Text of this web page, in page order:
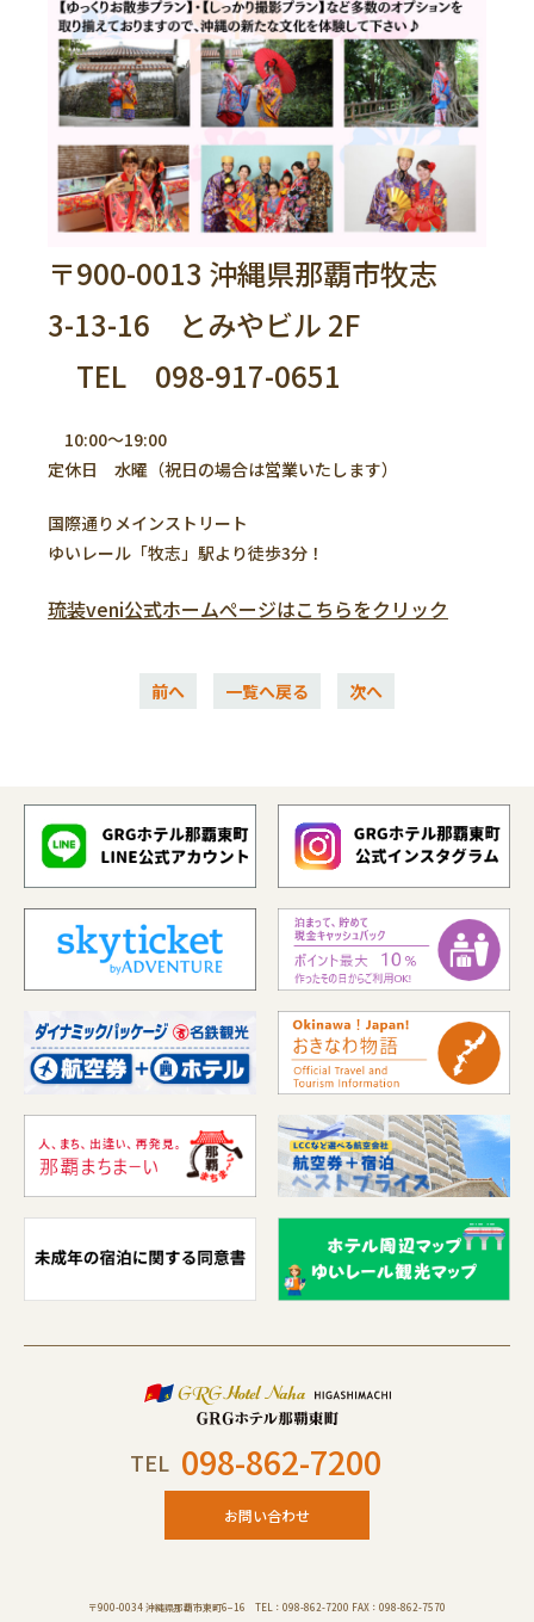
〒900-0013 沖縄県那覇市牧志
3-13-16 とみやビル 2F
TEL 098-917-0651
10:00～19:00
定休日 水曜（祝日の場合は営業いたします）
国際通りメインストリート
ゆいレール「牧志」駅より徒歩3分！
琉装veni公式ホームぺージはこちらをクリック
前へ 一覧へ戻る 次へ
TEL 098-862-7200
お問い合わせ
〒900-0034 沖縄県那覇市東町6−16 TEL：098-862-7200 FAX：098-862-7570